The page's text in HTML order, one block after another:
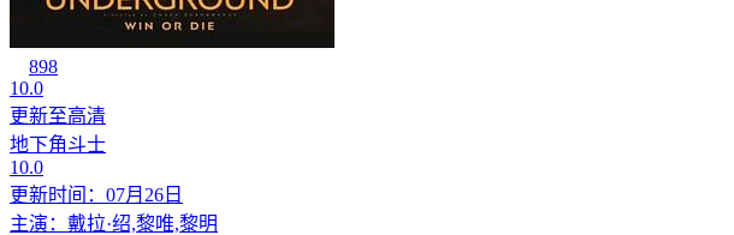
898
10.0
更新至高清
地下角斗士
10.0
更新时间：07月26日
主演：戴拉·绍,黎唯,黎明